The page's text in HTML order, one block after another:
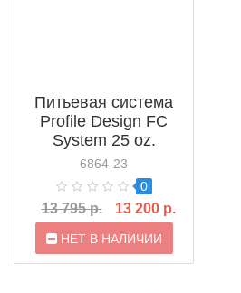
Питьевая система
Profile Design FC
System 25 oz.
(ACFCN25DRK)
6864-23
0
13 795 р. 13 200 р.
НЕТ В НАЛИЧИИ